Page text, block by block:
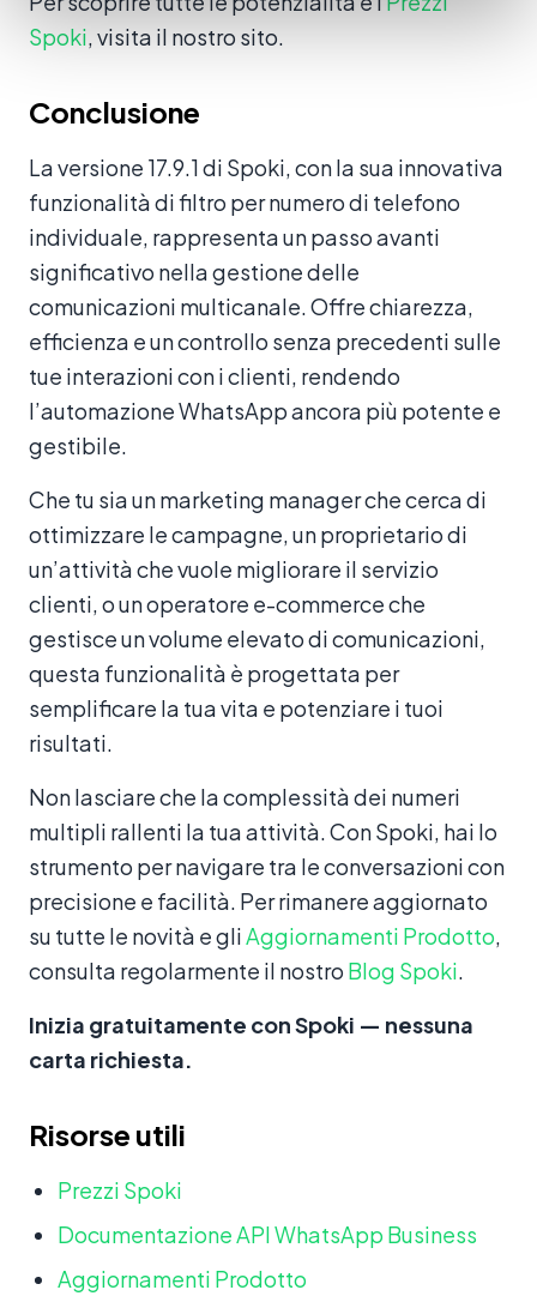
Spoki, visita il nostro sito.
Conclusione
La versione 17.9.1 di Spoki, con la sua innovativa
funzionalità di filtro per numero di telefono
individuale, rappresenta un passo avanti
significativo nella gestione delle
comunicazioni multicanale. Offre chiarezza,
efficienza e un controllo senza precedenti sulle
tue interazioni con i clienti, rendendo
l’automazione WhatsApp ancora più potente e
gestibile.
Che tu sia un marketing manager che cerca di
ottimizzare le campagne, un proprietario di
un’attività che vuole migliorare il servizio
clienti, o un operatore e-commerce che
gestisce un volume elevato di comunicazioni,
questa funzionalità è progettata per
semplificare la tua vita e potenziare i tuoi
risultati.
Non lasciare che la complessità dei numeri
multipli rallenti la tua attività. Con Spoki, hai lo
strumento per navigare tra le conversazioni con
precisione e facilità. Per rimanere aggiornato
su tutte le novità e gliAggiornamenti Prodotto,
consulta regolarmente il nostro Blog Spoki.
Inizia gratuitamente con Spoki — nessuna
carta richiesta.
Risorse utili
Prezzi Spoki
Documentazione API WhatsApp Business
Aggiornamenti Prodotto